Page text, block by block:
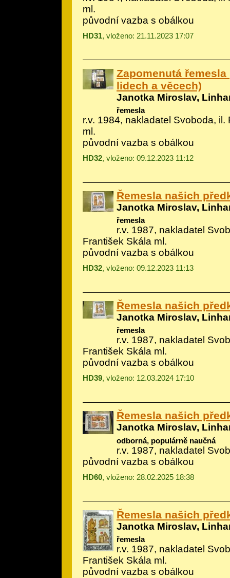
ml.
původní vazba s obálkou
HD31, vloženo: 21.11.2023 17:07
Zapomenutá řemesla
lidech a věcech)
Janotka Miroslav,
řemesla
r.v. 1984, nakladatel Svoboda, il.
ml.
původní vazba s obálkou
HD32, vloženo: 09.12.2023 11:12
Řemesla našich
Janotka Miroslav,
řemesla
r.v. 1987, nakladatel
František Skála ml.
původní vazba s obálkou
HD32, vloženo: 09.12.2023 11:13
Řemesla našich
Janotka Miroslav,
řemesla
r.v. 1987, nakladatel
František Skála ml.
původní vazba s obálkou
HD39, vloženo: 12.03.2024 17:10
Řemesla našich
Janotka Miroslav,
odborná, populárně naučná
r.v. 1987, nakladatel
původní vazba s obálkou
HD60, vloženo: 28.02.2025 18:38
Řemesla našich
Janotka Miroslav,
řemesla
r.v. 1987, nakladatel
František Skála ml.
původní vazba s obálkou